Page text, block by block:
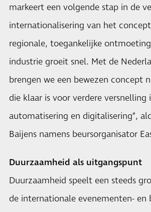
markeert een volgende stap in de
internationalisering van het
regionale, toegankelijke
industrie groeit snel. Met de
brengen we een bewezen concept
die klaar is voor verdere versnelling
automatisering en digitalisering”,
Baijens namens beursorganisator
Duurzaamheid als uitgangspunt
Duurzaamheid speelt een steeds
de internationale evenementen- en